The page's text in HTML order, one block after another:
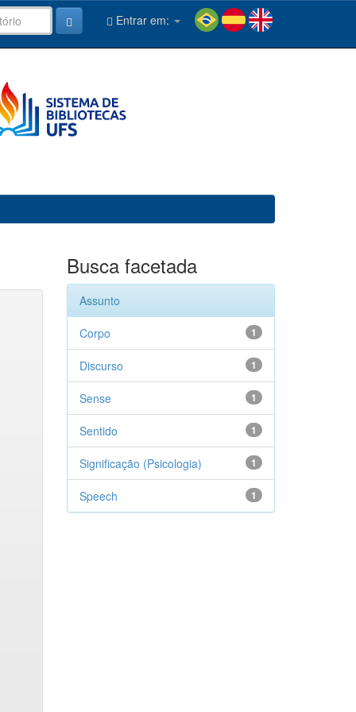
Entrar em:
Busca facetada
Assunto
1
Corpo
1
Discurso
1
Sense
1
Sentido
1
Significação (Psicologia)
1
Speech